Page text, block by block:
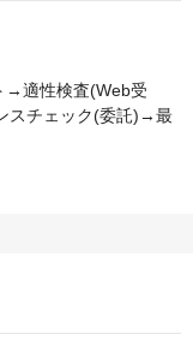
→適性検査(Web受
スチェック(委託)→最